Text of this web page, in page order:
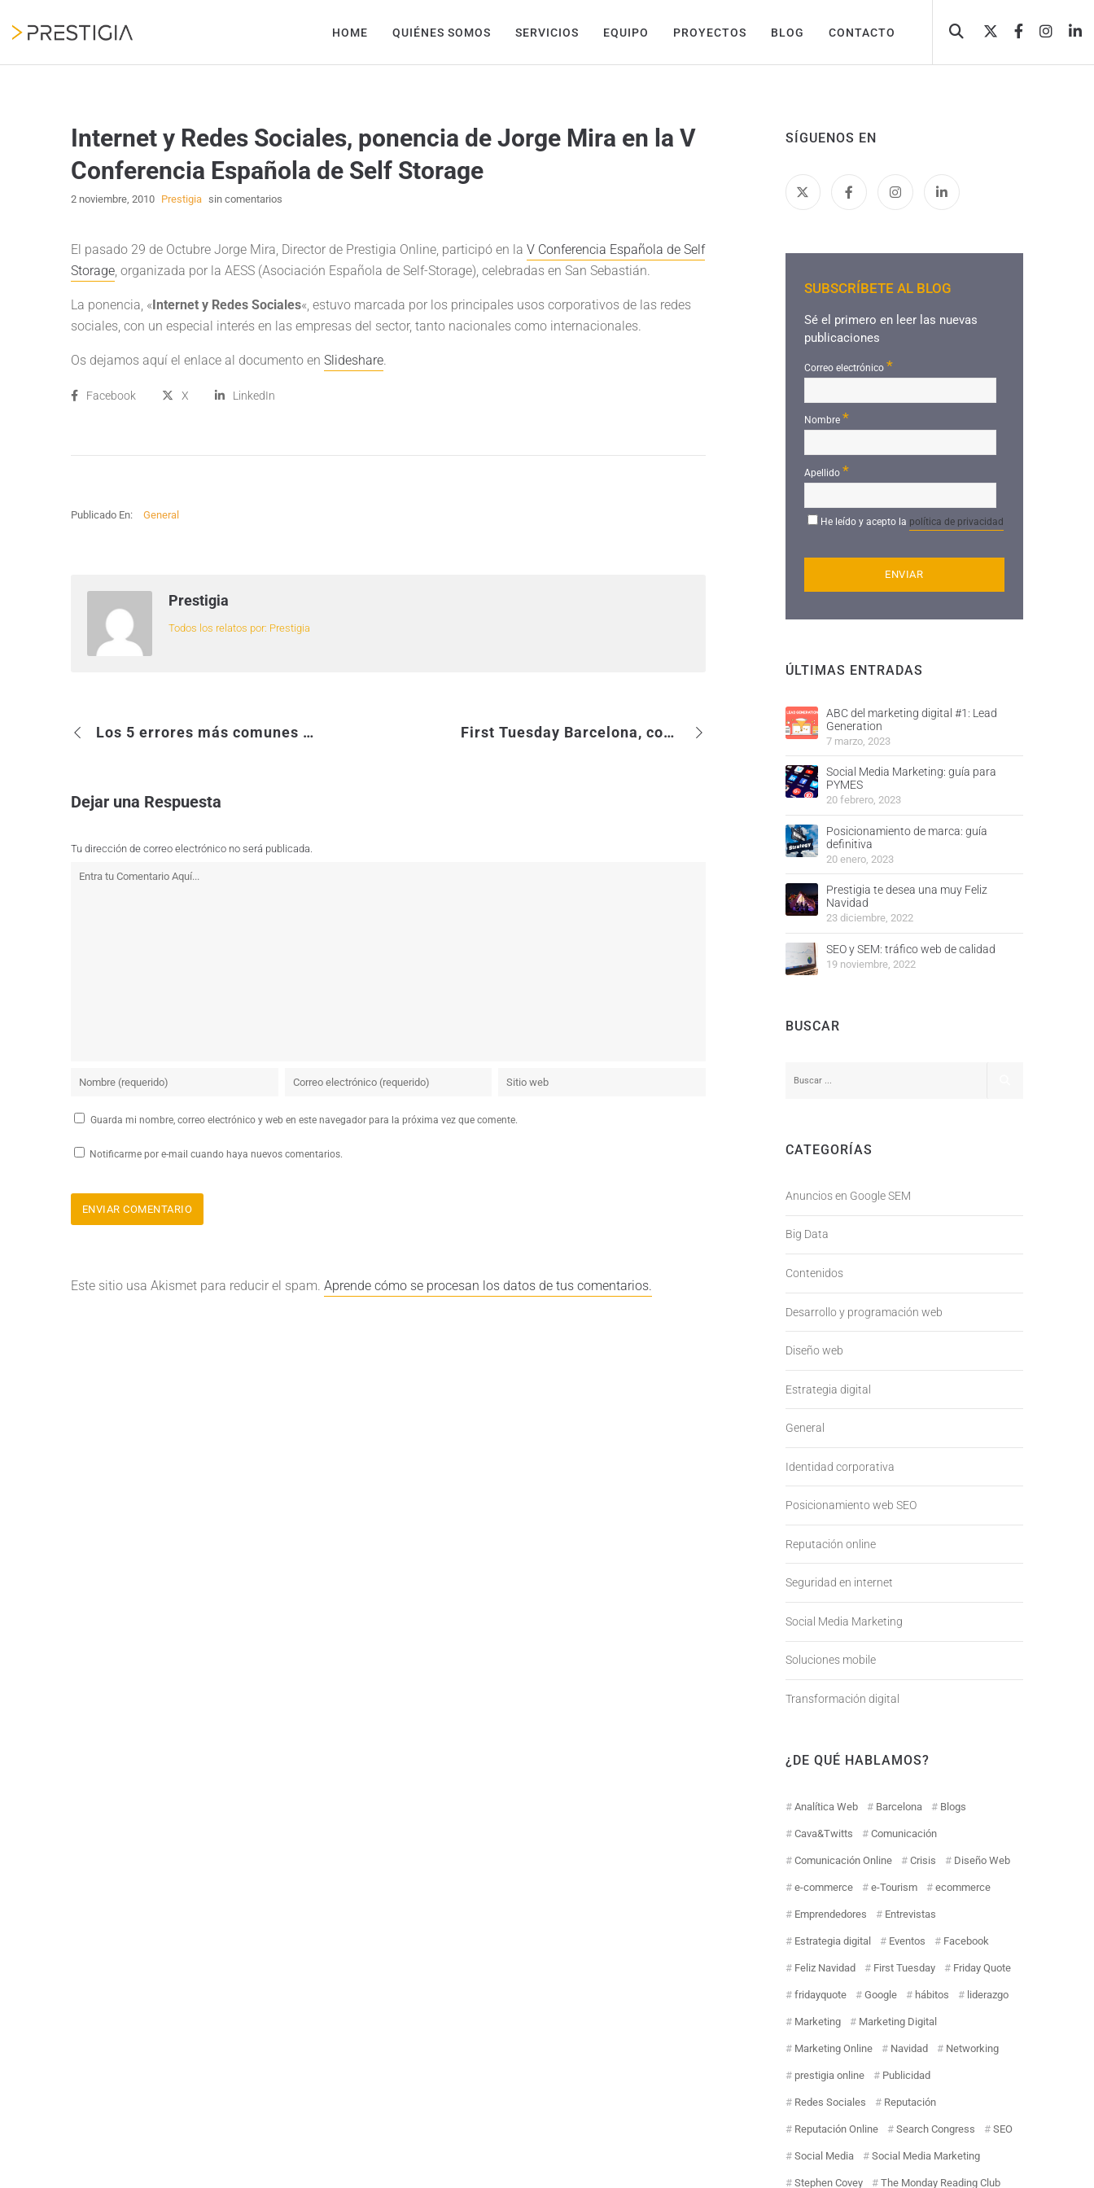
HOME QUIÉNES SOMOS SERVICIOS EQUIPO PROYECTOS BLOG CONTACTO
Internet y Redes Sociales, ponencia de Jorge Mira en la V
Conferencia Española de Self Storage
2 noviembre, 2010 Prestigia sin comentarios
El pasado 29 de Octubre Jorge Mira, Director de Prestigia Online, participó en la V Conferencia Española de Self
Storage, organizada por la AESS (Asociación Española de Self-Storage), celebradas en San Sebastián.
La ponencia, «Internet y Redes Sociales«, estuvo marcada por los principales usos corporativos de las redes
sociales, con un especial interés en las empresas del sector, tanto nacionales como internacionales.
Os dejamos aquí el enlace al documento en Slideshare.
Facebook X LinkedIn
Publicado En: General
Prestigia
Todos los relatos por: Prestigia
Los 5 errores más comunes en el Social Media Marketing First Tuesday Barcelona, con Marcos Cuevas (Layers)
Dejar una Respuesta
Tu dirección de correo electrónico no será publicada.
Guarda mi nombre, correo electrónico y web en este navegador para la próxima vez que comente.
Notificarme por e-mail cuando haya nuevos comentarios.
Este sitio usa Akismet para reducir el spam. Aprende cómo se procesan los datos de tus comentarios.
SÍGUENOS EN
SUBSCRÍBETE AL BLOG
Sé el primero en leer las nuevas
publicaciones
Correo electrónico *
Nombre *
Apellido *
He leído y acepto la política de privacidad
ÚLTIMAS ENTRADAS
ABC del marketing digital #1: Lead
Generation
7 marzo, 2023
Social Media Marketing: guía para
PYMES
20 febrero, 2023
Posicionamiento de marca: guía
definitiva
20 enero, 2023
Prestigia te desea una muy Feliz
Navidad
23 diciembre, 2022
SEO y SEM: tráfico web de calidad
19 noviembre, 2022
BUSCAR
CATEGORÍAS
Anuncios en Google SEM
Big Data
Contenidos
Desarrollo y programación web
Diseño web
Estrategia digital
General
Identidad corporativa
Posicionamiento web SEO
Reputación online
Seguridad en internet
Social Media Marketing
Soluciones mobile
Transformación digital
¿DE QUÉ HABLAMOS?
Analítica Web Barcelona Blogs
Cava&Twitts Comunicación
Comunicación Online Crisis Diseño Web
e-commerce e-Tourism ecommerce
Emprendedores Entrevistas
Estrategia digital Eventos Facebook
Feliz Navidad First Tuesday Friday Quote
fridayquote Google hábitos liderazgo
Marketing Marketing Digital
Marketing Online Navidad Networking
prestigia online Publicidad
Redes Sociales Reputación
Reputación Online Search Congress SEO
Social Media Social Media Marketing
Stephen Covey The Monday Reading Club